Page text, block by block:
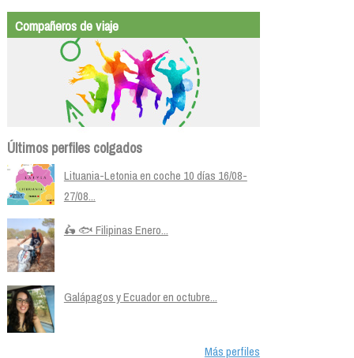
Compañeros de viaje
Últimos perfiles colgados
Lituania-Letonia en coche 10 días 16/08-
27/08...
🛵 🐟 Filipinas Enero...
Galápagos y Ecuador en octubre...
Más perfiles